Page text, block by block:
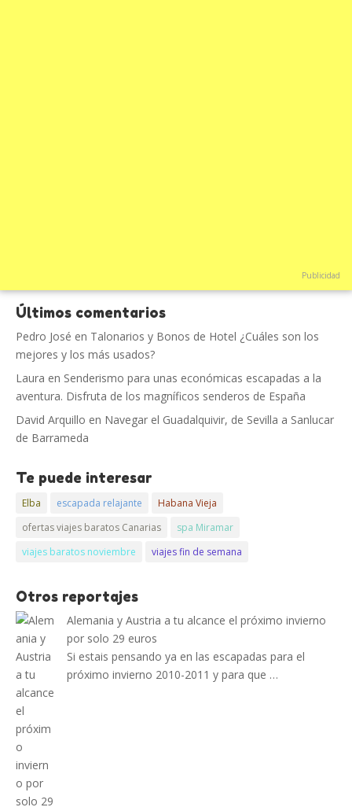
Publicidad
Últimos comentarios
Pedro José en Talonarios y Bonos de Hotel ¿Cuáles son los
mejores y los más usados?
Laura en Senderismo para unas económicas escapadas a la
aventura. Disfruta de los magníficos senderos de España
David Arquillo en Navegar el Guadalquivir, de Sevilla a Sanlucar
de Barrameda
Te puede interesar
Elba escapada relajante
Habana Vieja
ofertas viajes baratos Canarias
spa Miramar
viajes baratos noviembre
viajes fin de semana
Otros reportajes
Alemania y Austria a tu alcance el próximo invierno
por solo 29 euros
Si estais pensando ya en las escapadas para el
próximo invierno 2010-2011 y para que …